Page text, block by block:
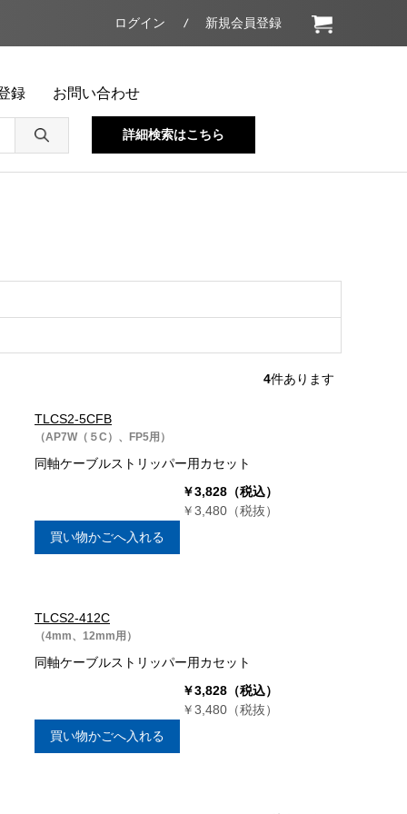
ログイン 新規会員登録
録 お問い合わせ
詳細検索はこちら
4件あります
TLCS2-5CFB
（AP7W（５C）、FP5用）
同軸ケーブルストリッパー用カセット
￥3,828（税込）
￥3,480（税抜）
買い物かごへ入れる
TLCS2-412C
（4mm、12mm用）
同軸ケーブルストリッパー用カセット
￥3,828（税込）
￥3,480（税抜）
買い物かごへ入れる